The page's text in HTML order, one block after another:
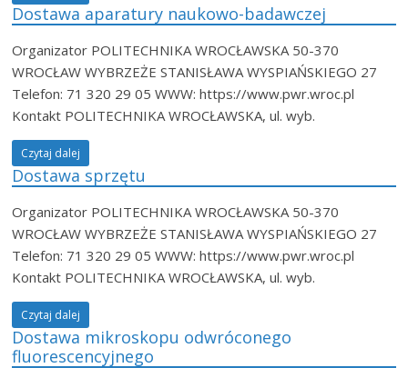
Dostawa aparatury naukowo-badawczej
Organizator POLITECHNIKA WROCŁAWSKA 50-370
WROCŁAW WYBRZEŻE STANISŁAWA WYSPIAŃSKIEGO 27
Telefon: 71 320 29 05 WWW: https://www.pwr.wroc.pl
Kontakt POLITECHNIKA WROCŁAWSKA, ul. wyb.
Czytaj dalej
Dostawa sprzętu
Organizator POLITECHNIKA WROCŁAWSKA 50-370
WROCŁAW WYBRZEŻE STANISŁAWA WYSPIAŃSKIEGO 27
Telefon: 71 320 29 05 WWW: https://www.pwr.wroc.pl
Kontakt POLITECHNIKA WROCŁAWSKA, ul. wyb.
Czytaj dalej
Dostawa mikroskopu odwróconego
fluorescencyjnego